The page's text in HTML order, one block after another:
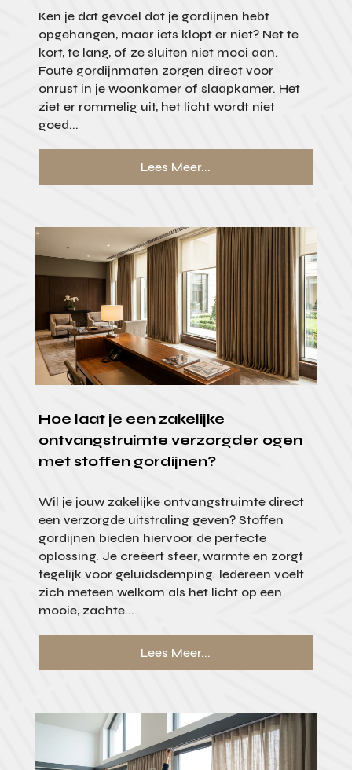
Ken je dat gevoel dat je gordijnen hebt
opgehangen, maar iets klopt er niet? Net te
kort, te lang, of ze sluiten niet mooi aan.
Foute gordijnmaten zorgen direct voor
onrust in je woonkamer of slaapkamer. Het
ziet er rommelig uit, het licht wordt niet
goed...
Lees Meer...
Hoe laat je een zakelijke
ontvangstruimte verzorgder ogen
met stoffen gordijnen?
Wil je jouw zakelijke ontvangstruimte direct
een verzorgde uitstraling geven? Stoffen
gordijnen bieden hiervoor de perfecte
oplossing. Je creëert sfeer, warmte en zorgt
tegelijk voor geluidsdemping. Iedereen voelt
zich meteen welkom als het licht op een
mooie, zachte...
Lees Meer...